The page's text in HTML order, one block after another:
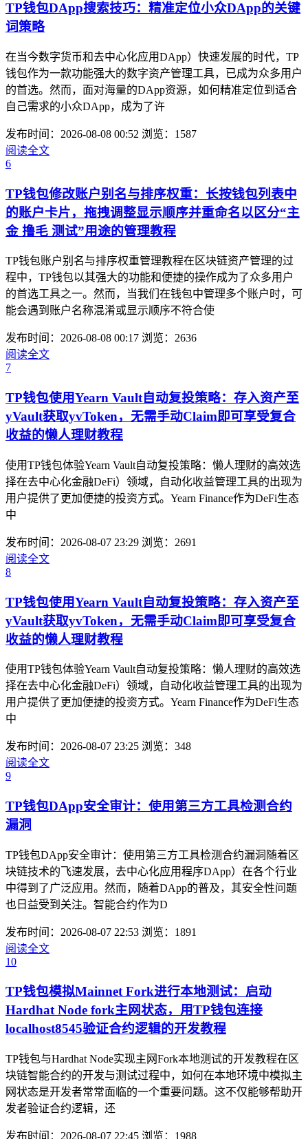
TP钱包DApp搜索技巧：精准定位小众DApp的关键
词策略
在当今数字货币和去中心化应用DApp）快速发展的时代，TP
钱包作为一款功能强大的数字资产管理工具，已成为众多用户
的首选。然而，面对海量的DApp资源，如何精准定位到适合
自己需求的小众DApp，成为了许
发布时间：2026-08-08 00:52 浏览：1587
阅读全文
6
TP钱包修改账户别名与排序权重：长按钱包列表中
的账户卡片，拖拽调整显示顺序并重命名以区分“主
金 撸毛 测试”用途的管理教程
TP钱包账户别名与排序权重管理教程在区块链资产管理的过
程中，TP钱包以其强大的功能和便捷的操作成为了众多用户
的首选工具之一。然而，当我们在钱包中管理多个账户时，可
能会遇到账户名称混淆或显示顺序不符合使
发布时间：2026-08-08 00:17 浏览：2636
阅读全文
7
TP钱包使用Yearn Vault自动复投策略：存入资产至
yVault获取yvToken，无需手动Claim即可享受复合
收益的懒人理财教程
使用TP钱包体验Yearn Vault自动复投策略：懒人理财的高效选
择在去中心化金融DeFi）领域，自动化收益管理工具的出现为
用户提供了更加便捷的投资方式。Yearn Finance作为DeFi生态
中
发布时间：2026-08-07 23:29 浏览：2691
阅读全文
8
TP钱包使用Yearn Vault自动复投策略：存入资产至
yVault获取yvToken，无需手动Claim即可享受复合
收益的懒人理财教程
使用TP钱包体验Yearn Vault自动复投策略：懒人理财的高效选
择在去中心化金融DeFi）领域，自动化收益管理工具的出现为
用户提供了更加便捷的投资方式。Yearn Finance作为DeFi生态
中
发布时间：2026-08-07 23:25 浏览：348
阅读全文
9
TP钱包DApp安全审计：使用第三方工具检测合约
漏洞
TP钱包DApp安全审计：使用第三方工具检测合约漏洞随着区
块链技术的飞速发展，去中心化应用程序DApp）在各个行业
中得到了广泛应用。然而，随着DApp的普及，其安全性问题
也日益受到关注。智能合约作为D
发布时间：2026-08-07 22:53 浏览：1891
阅读全文
10
TP钱包模拟Mainnet Fork进行本地测试：启动
Hardhat Node fork主网状态，用TP钱包连接
localhost8545验证合约逻辑的开发教程
TP钱包与Hardhat Node实现主网Fork本地测试的开发教程在区
块链智能合约的开发与测试过程中，如何在本地环境中模拟主
网状态是开发者常常面临的一个重要问题。这不仅能够帮助开
发者验证合约逻辑，还
发布时间：2026-08-07 22:45 浏览：1988